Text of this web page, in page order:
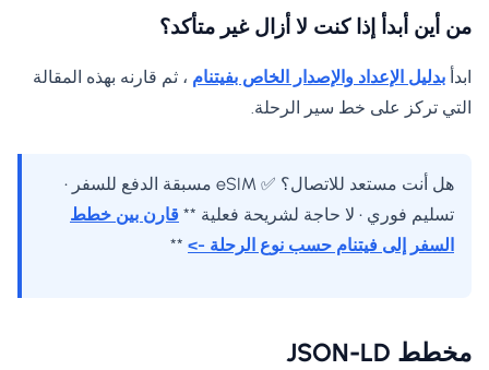
من أين أبدأ إذا كنت لا أزال غير متأكد؟
ابدأ بدليل الإعداد والإصدار الخاص بفيتنام ، ثم قارنه بهذه المقالة
التي تركز على خط سير الرحلة.
هل أنت مستعد للاتصال؟ ✅ eSIM مسبقة الدفع للسفر •
تسليم فوري • لا حاجة لشريحة فعلية ** قارن بين خطط
السفر إلى فيتنام حسب نوع الرحلة -> **
مخطط JSON-LD